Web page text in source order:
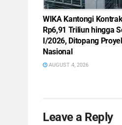
WIKA Kantongi
Rp6,91 Triliun hingga
I/2026, Ditopang
Nasional
AUGUST 4, 2026
Leave a Reply